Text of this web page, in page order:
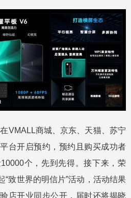
VMALL商城、京东、天猫、苏宁
台开启预约，预约且购买成功者
个，先到先得。接下来，荣
“致世界的明信片”活动，活动结果
店开业同步公开，届时还将揭晓